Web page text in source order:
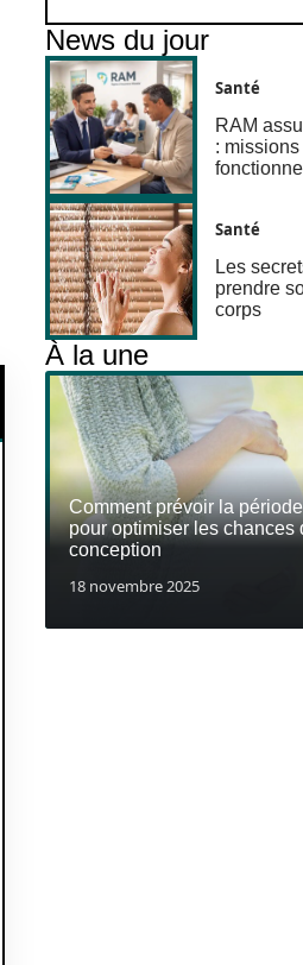
News du jour
Santé
RAM
: missions
Santé
Les
prendre
corps
À la une
Comment prévoir la
pour optimiser les chances
conception
18 novembre 2025